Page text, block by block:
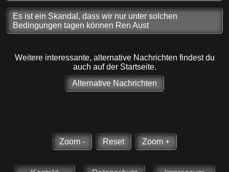
Es ist ein Skandal, dass wir nur unter solchen
Bedingungen tagen können Ren Aust
Weitere interessante, alternative Nachrichten findest du
auch auf der Startseite.
Alternative Nachrichten
Zoom - Reset Zoom +